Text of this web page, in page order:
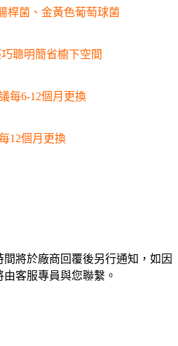
桿菌、金黃色葡萄球菌
聰明簡省櫥下空間
每6-12個月更換
12個月更換
將於廠商回覆後另行通知，如因
客服專員與您聯繫。